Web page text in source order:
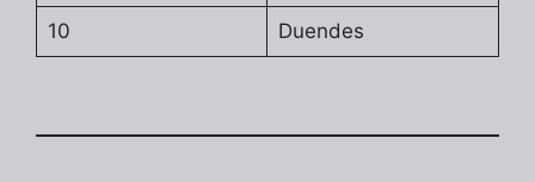
10 Duendes